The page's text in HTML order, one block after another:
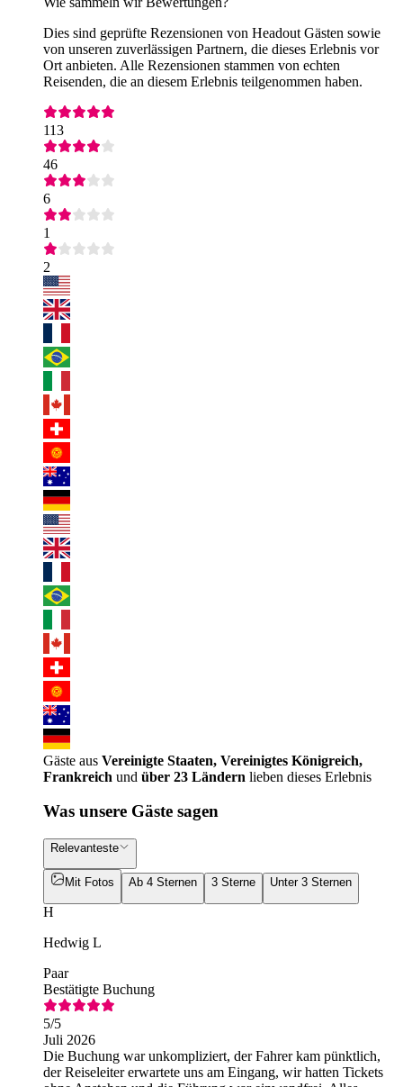
Dies sind geprüfte Rezensionen von Headout Gästen sowie
von unseren zuverlässigen Partnern, die dieses Erlebnis vor
Ort anbieten. Alle Rezensionen stammen von echten
Reisenden, die an diesem Erlebnis teilgenommen haben.
113
46
6
1
2
Gäste aus Vereinigte Staaten, Vereinigtes Königreich,
Frankreich und über 23 Ländern lieben dieses Erlebnis
Was unsere Gäste sagen
Relevanteste
Mit Fotos Ab 4 Sternen 3 Sterne Unter 3 Sternen
H
Hedwig L
Paar
Bestätigte Buchung
5/5
Juli 2026
Die Buchung war unkompliziert, der Fahrer kam pünktlich,
der Reiseleiter erwartete uns am Eingang, wir hatten Tickets